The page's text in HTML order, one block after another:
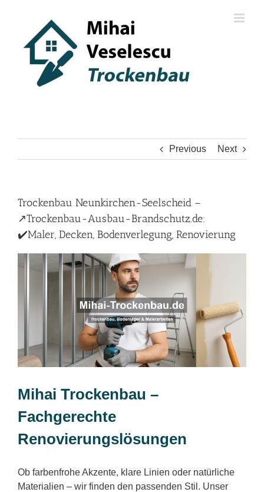
Previous Next
Trockenbau Neunkirchen-Seelscheid –
↗️Trockenbau-Ausbau-Brandschutz.de:
✔️Maler, Decken, Bodenverlegung, Renovierung
Mihai Trockenbau –
Fachgerechte
Renovierungslösungen
Ob farbenfrohe Akzente, klare Linien oder natürliche
Materialien – wir finden den passenden Stil. Unser